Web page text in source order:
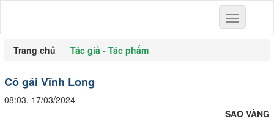
Toggle
navigation
Trang chủ
Tác giả - Tác phẩm
Cô gái Vĩnh Long
08:03, 17/03/2024
SAO VÀNG